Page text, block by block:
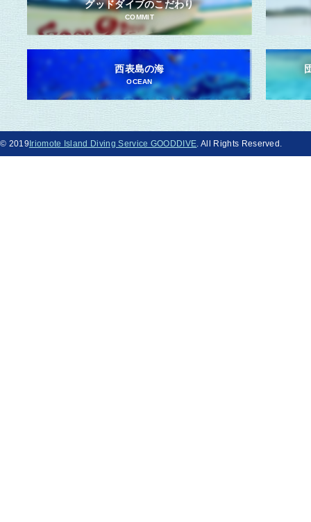
グッドダイブのこだわり
COMMIT
西表島の海
OCEAN
© 2019Iriomote Island Diving Service GOODDIVE . All Rights Reserved.